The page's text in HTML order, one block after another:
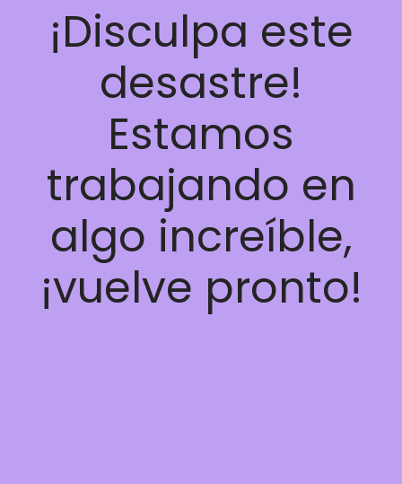
¡Disculpa este
desastre!
Estamos
trabajando en
algo increíble,
¡vuelve pronto!